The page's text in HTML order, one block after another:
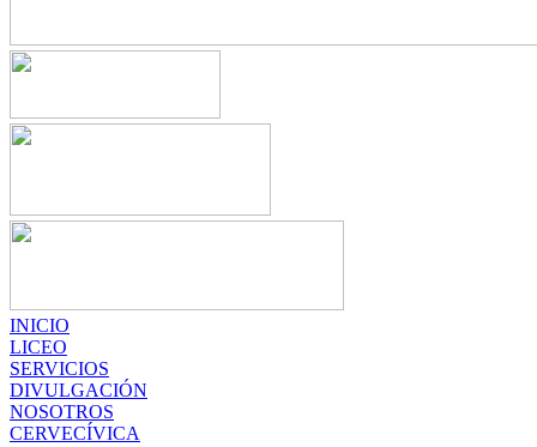
INICIO
LICEO
SERVICIOS
DIVULGACIÓN
NOSOTROS
CERVECÍVICA